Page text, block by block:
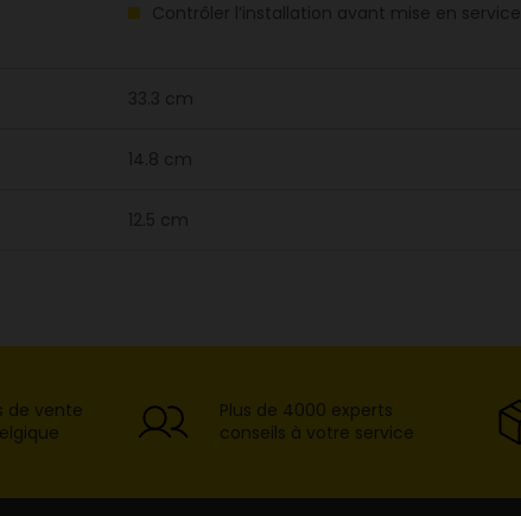
Contrôler l’installation avant mise en service
33.3 cm
14.8 cm
12.5 cm
de vente
Plus de 4000 experts
conseils à votre service